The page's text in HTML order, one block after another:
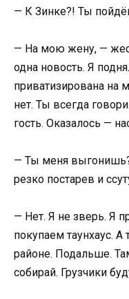
— К Зинке?! Ты
— На мою жену, —
одна новость. Я
приватизирована на
нет. Ты всегда
гость. Оказалось —
— Ты меня
резко постарев и
— Нет. Я не зверь. Я
покупаем таунхаус.
районе. Подальше.
собирай. Грузчики